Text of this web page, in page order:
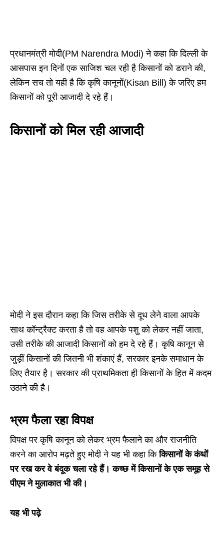
प्रधानमंत्री मोदी(PM Narendra Modi) ने कहा कि दिल्ली के
आसपास इन दिनों एक साजिश चल रही है किसानों को डराने की,
लेकिन सच तो यही है कि कृषि कानूनों(Kisan Bill) के जरिए हम
किसानों को पूरी आजादी दे रहे हैं।
किसानों को मिल रही आजादी
मोदी ने इस दौरान कहा कि जिस तरीके से दूध लेने वाला आपके
साथ कॉन्ट्रैक्ट करता है तो वह आपके पशु को लेकर नहीं जाता,
उसी तरीके की आजादी किसानों को हम दे रहे हैं। कृषि कानून से
जुड़ीं किसानों की जितनी भी शंकाएं हैं, सरकार इनके समाधान के
लिए तैयार है। सरकार की प्राथमिकता ही किसानों के हित में कदम
उठाने की है।
भ्रम फैला रहा विपक्ष
विपक्ष पर कृषि कानून को लेकर भ्रम फैलाने का और राजनीति
करने का आरोप मढ़ते हुए मोदी ने यह भी कहा किकिसानों के कंधों
पर रख कर वे बंदूक चला रहे हैं। कच्छ में किसानों के एक समूह से
पीएम ने मुलाकात भी की।
यह भी पढ़े